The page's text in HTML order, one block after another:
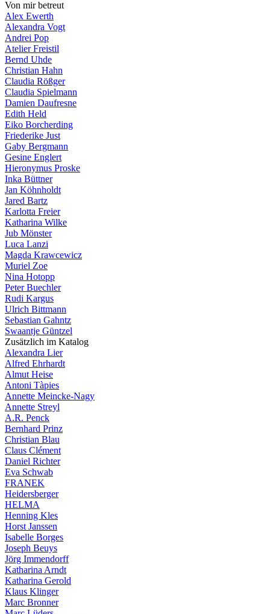
Von mir betreut
Alex Ewerth
Alexandra Vogt
Andrei Pop
Atelier Freistil
Bernd Uhde
Christian Hahn
Claudia Rößger
Claudia Spielmann
Damien Daufresne
Edith Held
Eiko Borcherding
Friederike Just
Gaby Bergmann
Gesine Englert
Hieronymus Proske
Inka Büttner
Jan Köhnholdt
Jared Bartz
Karlotta Freier
Katharina Wilke
Jub Mönster
Luca Lanzi
Magda Krawcewicz
Muriel Zoe
Nina Hotopp
Peter Buechler
Rudi Kargus
Ulrich Bittmann
Sebastian Gahntz
Swaantje Güntzel
Zusätzlich im Katalog
Alexandra Lier
Alfred Ehrhardt
Almut Heise
Antoni Tàpies
Annette Meincke-Nagy
Annette Streyl
A.R. Penck
Bernhard Prinz
Christian Blau
Claus Clément
Daniel Richter
Eva Schwab
FRANEK
Heidersberger
HELMA
Henning Kles
Horst Janssen
Isabelle Borges
Joseph Beuys
Jörg Immendorff
Katharina Arndt
Katharina Gerold
Klaus Klinger
Marc Bronner